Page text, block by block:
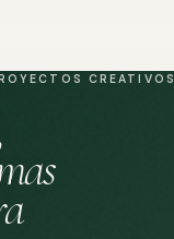
CREATIVOS